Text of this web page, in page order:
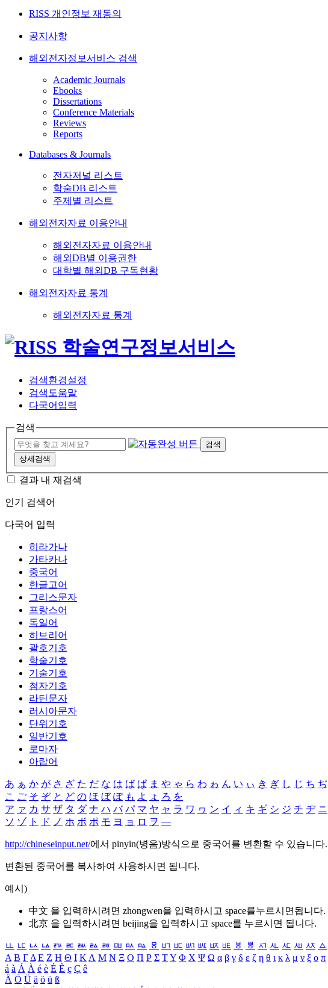
RISS 개인정보 재동의
공지사항
해외전자정보서비스 검색
Academic Journals
Ebooks
Dissertations
Conference Materials
Reviews
Reports
Databases & Journals
전자저널 리스트
학술DB 리스트
주제별 리스트
해외전자자료 이용안내
해외전자자료 이용안내
해외DB별 이용권한
대학별 해외DB 구독현황
해외전자자료 통계
해외전자자료 통계
검색환경설정
검색도움말
다국어입력
검색
검색
상세검색
결과 내 재검색
인기 검색어
다국어 입력
히라가나
가타카나
중국어
한글고어
그리스문자
프랑스어
독일어
히브리어
괄호기호
학술기호
기술기호
첨자기호
라틴문자
러시아문자
단위기호
일반기호
로마자
아랍어
あ ぁ か が さ ざ た だ な は ば ぱ ま や ゃ ら わ ゎ ん い ぃ き ぎ し じ ち ぢ
こ ご そ ぞ と ど の ほ ぼ ぽ も よ ょ ろ を
ア ァ カ サ ザ タ ダ ナ ハ バ パ マ ヤ ャ ラ ワ ヮ ン イ ィ キ ギ シ ジ チ ヂ ニ
ソ ゾ ト ド ノ ホ ボ ポ モ ヨ ョ ロ ヲ ―
http://chineseinput.net/에서 pinyin(병음)방식으로 중국어를 변환할 수 있습니다.
변환된 중국어를 복사하여 사용하시면 됩니다.
예시)
中文 을 입력하시려면 zhongwen을 입력하시고 space를누르시면됩니다.
北京 을 입력하시려면 beijing을 입력하시고 space를 누르시면 됩니다.
ㅥ ㅦ ㅧ ㅨ ㅩ ㅪ ㅫ ㅬ ㅭ ㅮ ㅯ ㅰ ㅱ ㅲ ㅳ ㅴ ㅵ ㅶ ㅷ ㅸ ㅹ ㅺ ㅻ ㅼ ㅽ ㅾ ㅿ
Α Β ΓΔ Ε Ζ Η Θ Ι ΚΛ Μ Ν Ξ Ο Π Ρ Σ ΤΥ Φ Χ Ψ Ω α β γ δ ε ζ η θ ι κ λ μ ν ξ ο π
á à Á À é è É È ç Ç ê
Ä Ö Ü ä ö ü ß